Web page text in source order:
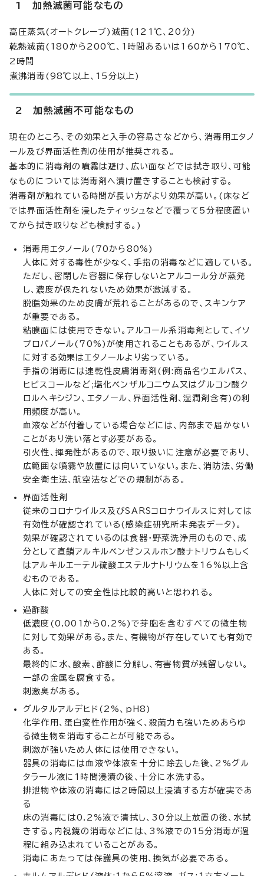
1 加熱滅菌可能なもの
高圧蒸気(オートクレーブ)滅菌(121℃、20分)
乾熱滅菌(180から200℃、1時間あるいは160から170℃、
2時間
煮沸消毒(98℃以上、15分以上)
2 加熱滅菌不可能なもの
現在のところ、その効果と入手の容易さなどから、消毒用エタノ
ール及び界面活性剤の使用が推奨される。
基本的に消毒剤の噴霧は避け、広い面などでは拭き取り、可能
なものについては消毒剤へ漬け置きすることも検討する。
消毒剤が触れている時間が長い方がより効果が高い。(床など
では界面活性剤を浸したティッシュなどで覆って5分程度置い
てから拭き取りなども検討する。)
消毒用エタノール(70から80%)
人体に対する毒性が少なく、手指の消毒などに適している。
ただし、密閉した容器に保存しないとアルコール分が蒸発
し、濃度が保たれないため効果が激減する。
脱脂効果のため皮膚が荒れることがあるので、スキンケア
が重要である。
粘膜面には使用できない。アルコール系消毒剤として、イソ
プロパノール(70%)が使用されることもあるが、ウイルス
に対する効果はエタノールより劣っている。
手指の消毒には速乾性皮膚消毒剤(例:商品名ウエルパス、
ヒビスコールなど;塩化ベンザルコニウム又はグルコン酸ク
ロルヘキシジン、エタノール、界面活性剤、湿潤剤含有)の利
用頻度が高い。
血液などが付着している場合などには、内部まで届かない
ことがあり洗い落とす必要がある。
引火性、揮発性があるので、取り扱いに注意が必要であり、
広範囲な噴霧や放置には向いていない。また、消防法、労働
安全衛生法、航空法などでの規制がある。
界面活性剤
従来のコロナウイルス及びSARSコロナウイルスに対しては
有効性が確認されている(感染症研究所未発表データ)。
効果が確認されているのは食器・野菜洗浄用のもので、成
分として直鎖アルキルベンゼンスルホン酸ナトリウムもしく
はアルキルエーテル硫酸エステルナトリウムを16%以上含
むものである。
人体に対しての安全性は比較的高いと思われる。
過酢酸
低濃度(0.001から0.2%)で芽胞を含むすべての微生物
に対して効果がある。また、有機物が存在していても有効で
ある。
最終的に水、酸素、酢酸に分解し、有害物質が残留しない。
一部の金属を腐食する。
刺激臭がある。
グルタルアルデヒド(2%、pH8)
化学作用、蛋白変性作用が強く、殺菌力も強いためあらゆ
る微生物を消毒することが可能である。
刺激が強いため人体には使用できない。
器具の消毒には血液や体液を十分に除去した後、2%グル
タラール液に1時間浸漬の後、十分に水洗する。
排泄物や体液の消毒には2時間以上浸漬する方が確実であ
る
床の消毒には0.2%液で清拭し、30分以上放置の後、水拭
きする。内視鏡の消毒などには、3%液での15分消毒が過
程に組み込まれていることがある。
消毒にあたっては保護具の使用、換気が必要である。